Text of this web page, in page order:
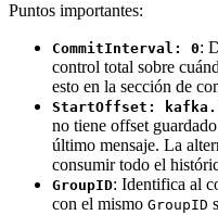
Puntos importantes:
CommitInterval: 0:
control total sobre
esto en la sección de
StartOffset:
no tiene offset
último mensaje. La
consumir todo el
GroupID: Identifica al
con el mismo GroupID